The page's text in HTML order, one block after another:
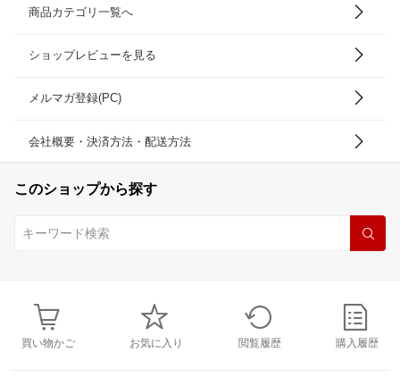
商品カテゴリ一覧へ
ショップレビューを見る
メルマガ登録(PC)
会社概要・決済方法・配送方法
このショップから探す
買い物かご お気に入り 閲覧履歴 購入履歴